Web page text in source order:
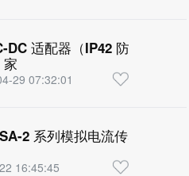
DC 适配器（IP42 防护），
29 07:32:01
2 系列模拟电流传感器，新
16:45:45